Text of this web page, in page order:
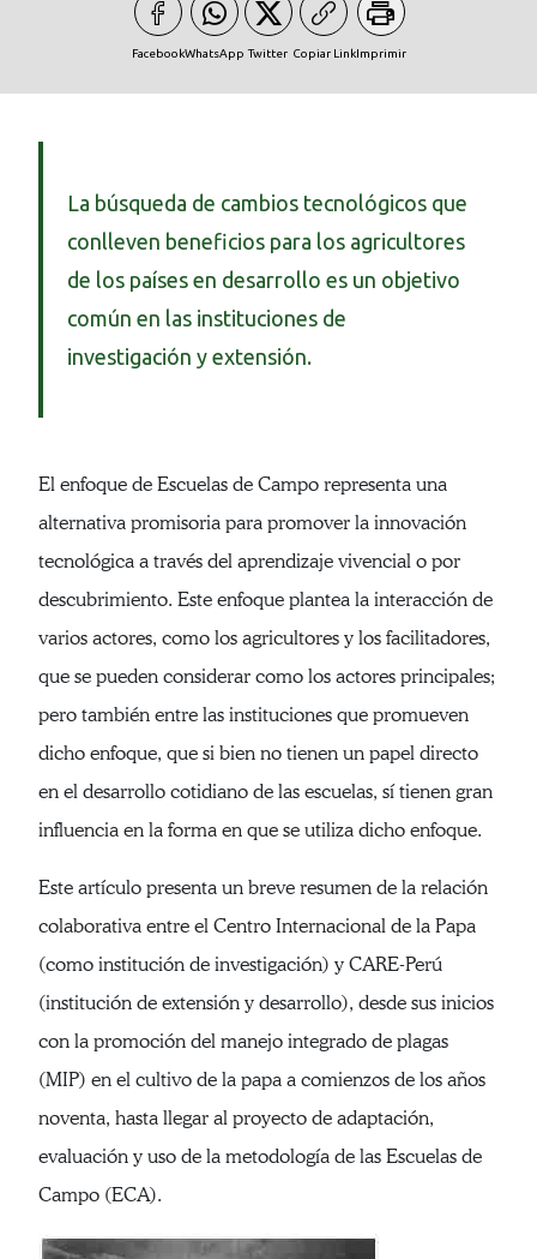
FacebookWhatsApp Twitter Copiar LinkImprimir
La búsqueda de cambios tecnológicos que
conlleven beneficios para los agricultores
de los países en desarrollo es un objetivo
común en las instituciones de
investigación y extensión.
El enfoque de Escuelas de Campo representa una
alternativa promisoria para promover la innovación
tecnológica a través del aprendizaje vivencial o por
descubrimiento. Este enfoque plantea la interacción de
varios actores, como los agricultores y los facilitadores,
que se pueden considerar como los actores principales;
pero también entre las instituciones que promueven
dicho enfoque, que si bien no tienen un papel directo
en el desarrollo cotidiano de las escuelas, sí tienen gran
influencia en la forma en que se utiliza dicho enfoque.
Este artículo presenta un breve resumen de la relación
colaborativa entre el Centro Internacional de la Papa
(como institución de investigación) y CARE-Perú
(institución de extensión y desarrollo), desde sus inicios
con la promoción del manejo integrado de plagas
(MIP) en el cultivo de la papa a comienzos de los años
noventa, hasta llegar al proyecto de adaptación,
evaluación y uso de la metodología de las Escuelas de
Campo (ECA).